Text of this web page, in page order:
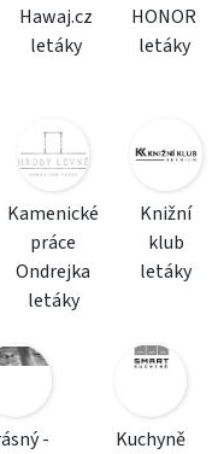
Hawaj.cz
letáky
HONOR
letáky
Kamenické
práce
Ondrejka
letáky
Knižní
klub
letáky
-
Kuchyně